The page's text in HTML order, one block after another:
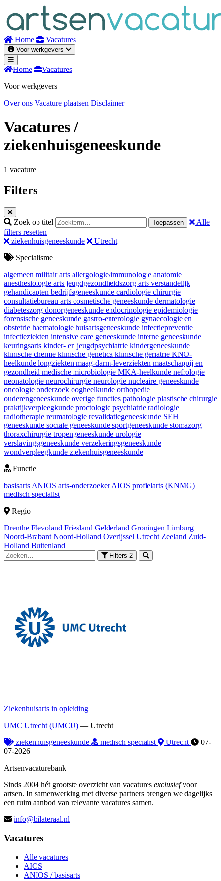
inhoud
Home Vacatures
Voor werkgevers
Home
Vacatures
Voor werkgevers
Over ons Vacature plaatsen Disclaimer
Vacatures/
ziekenhuisgeneeskunde
1 vacature
Filters
Zoek op titel Toepassen
Alle
filters resetten
ziekenhuisgeneeskunde
Utrecht
Specialisme
algemeen militair arts allergologie/immunologie anatomie
anesthesiologie arts jeugdgezondheidszorg arts verstandelijk
gehandicapten bedrijfsgeneeskunde cardiologie chirurgie
consultatiebureau arts cosmetische geneeskunde dermatologie
diabeteszorg donorgeneeskunde endocrinologie epidemiologie
forensische geneeskunde gastro-enterologie gynaecologie en
obstetrie haematologie huisartsgeneeskunde infectiepreventie
infectieziekten intensive care geneeskunde interne geneeskunde
keuringsarts kinder- en jeugdpsychiatrie kindergeneeskunde
klinische chemie klinische genetica klinische geriatrie KNO-
heelkunde longziekten maag-darm-leverziekten maatschappij en
gezondheid medische microbiologie MKA-heelkunde nefrologie
neonatologie neurochirurgie neurologie nucleaire geneeskunde
oncologie onderzoek oogheelkunde orthopedie
ouderengeneeskunde overige functies pathologie plastische chirurgie
praktijkverpleegkunde proctologie psychiatrie radiologie
radiotherapie reumatologie revalidatiegeneeskunde SEH
geneeskunde sociale geneeskunde sportgeneeskunde stomazorg
thoraxchirurgie tropengeneeskunde urologie
verslavingsgeneeskunde verzekeringsgeneeskunde
wondverpleegkunde ziekenhuisgeneeskunde
Functie
basisarts ANIOS arts-onderzoekerAIOS profielarts (KNMG)
medisch specialist
Regio
Drenthe Flevoland Friesland Gelderland Groningen Limburg
Noord-Brabant Noord-Holland Overijssel Utrecht Zeeland Zuid-
Holland Buitenland
Filters 2
Ziekenhuisarts in opleiding
UMC Utrecht (UMCU) — Utrecht
ziekenhuisgeneeskunde
medisch specialist Utrecht
07-
07-2026
Artsenvacaturebank
Sinds 2004 hét grootste overzicht van vacatures exclusiefvoor
artsen. In samenwerking met diverse partners brengen we dagelijks
een ruim aanbod van relevante vacatures samen.
info@bilateraal.nl
Vacatures
Alle vacatures
AIOS
ANIOS / basisarts